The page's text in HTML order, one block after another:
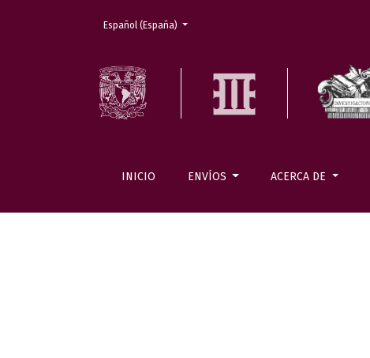
INICIO ENVÍOS ACERCA DE
Cambiar el idioma. El actual es:
Español (España)